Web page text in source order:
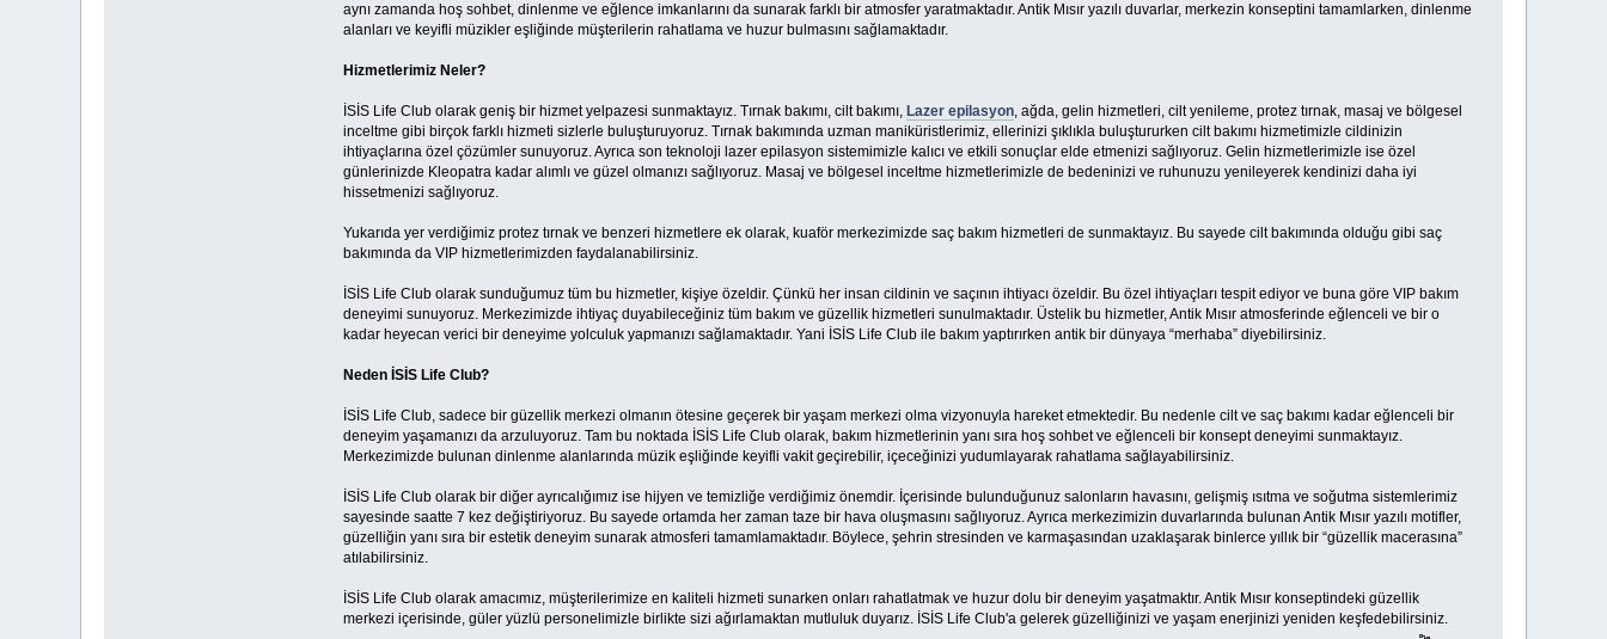
aynı zamanda hoş sohbet, dinlenme ve eğlence imkanlarını da sunarak farklı bir atmosfer yaratmaktadır. Antik Mısır yazılı duvarlar, merkezin konseptini tamamlarken, dinlenme
alanları ve keyifli müzikler eşliğinde müşterilerin rahatlama ve huzur bulmasını sağlamaktadır.
Hizmetlerimiz Neler?
İSİS Life Club olarak geniş bir hizmet yelpazesi sunmaktayız. Tırnak bakımı, cilt bakımı, Lazer epilasyon, ağda, gelin hizmetleri, cilt yenileme, protez tırnak, masaj ve bölgesel
inceltme gibi birçok farklı hizmeti sizlerle buluşturuyoruz. Tırnak bakımında uzman maniküristlerimiz, ellerinizi şıklıkla buluştururken cilt bakımı hizmetimizle cildinizin
ihtiyaçlarına özel çözümler sunuyoruz. Ayrıca son teknoloji lazer epilasyon sistemimizle kalıcı ve etkili sonuçlar elde etmenizi sağlıyoruz. Gelin hizmetlerimizle ise özel
günlerinizde Kleopatra kadar alımlı ve güzel olmanızı sağlıyoruz. Masaj ve bölgesel inceltme hizmetlerimizle de bedeninizi ve ruhunuzu yenileyerek kendinizi daha iyi
hissetmenizi sağlıyoruz.
Yukarıda yer verdiğimiz protez tırnak ve benzeri hizmetlere ek olarak, kuaför merkezimizde saç bakım hizmetleri de sunmaktayız. Bu sayede cilt bakımında olduğu gibi saç
bakımında da VIP hizmetlerimizden faydalanabilirsiniz.
İSİS Life Club olarak sunduğumuz tüm bu hizmetler, kişiye özeldir. Çünkü her insan cildinin ve saçının ihtiyacı özeldir. Bu özel ihtiyaçları tespit ediyor ve buna göre VIP bakım
deneyimi sunuyoruz. Merkezimizde ihtiyaç duyabileceğiniz tüm bakım ve güzellik hizmetleri sunulmaktadır. Üstelik bu hizmetler, Antik Mısır atmosferinde eğlenceli ve bir o
kadar heyecan verici bir deneyime yolculuk yapmanızı sağlamaktadır. Yani İSİS Life Club ile bakım yaptırırken antik bir dünyaya “merhaba” diyebilirsiniz.
Neden İSİS Life Club?
İSİS Life Club, sadece bir güzellik merkezi olmanın ötesine geçerek bir yaşam merkezi olma vizyonuyla hareket etmektedir. Bu nedenle cilt ve saç bakımı kadar eğlenceli bir
deneyim yaşamanızı da arzuluyoruz. Tam bu noktada İSİS Life Club olarak, bakım hizmetlerinin yanı sıra hoş sohbet ve eğlenceli bir konsept deneyimi sunmaktayız.
Merkezimizde bulunan dinlenme alanlarında müzik eşliğinde keyifli vakit geçirebilir, içeceğinizi yudumlayarak rahatlama sağlayabilirsiniz.
İSİS Life Club olarak bir diğer ayrıcalığımız ise hijyen ve temizliğe verdiğimiz önemdir. İçerisinde bulunduğunuz salonların havasını, gelişmiş ısıtma ve soğutma sistemlerimiz
sayesinde saatte 7 kez değiştiriyoruz. Bu sayede ortamda her zaman taze bir hava oluşmasını sağlıyoruz. Ayrıca merkezimizin duvarlarında bulunan Antik Mısır yazılı motifler,
güzelliğin yanı sıra bir estetik deneyim sunarak atmosferi tamamlamaktadır. Böylece, şehrin stresinden ve karmaşasından uzaklaşarak binlerce yıllık bir “güzellik macerasına”
atılabilirsiniz.
İSİS Life Club olarak amacımız, müşterilerimize en kaliteli hizmeti sunarken onları rahatlatmak ve huzur dolu bir deneyim yaşatmaktır. Antik Mısır konseptindeki güzellik
merkezi içerisinde, güler yüzlü personelimizle birlikte sizi ağırlamaktan mutluluk duyarız. İSİS Life Club'a gelerek güzelliğinizi ve yaşam enerjinizi yeniden keşfedebilirsiniz.